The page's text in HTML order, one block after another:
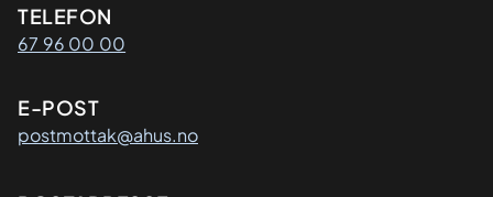
Kontaktinformasjon
TELEFON
67 96 00 00
E-POST
postmottak@ahus.no